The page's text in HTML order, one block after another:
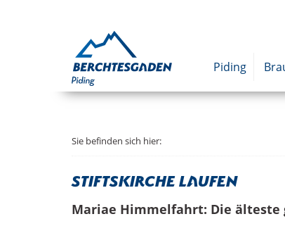
Piding
Sie befinden sich hier:
Stiftskirche Laufen
Mariae Himmelfahrt: Die älteste